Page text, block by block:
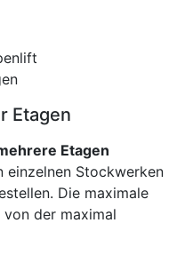
Etagen
Etagen
einzelnen Stockwerken
Die maximale
der maximal